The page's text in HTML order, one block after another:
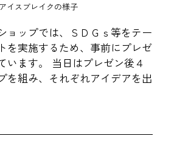
アイスブレイクの様子
ョップでは、ＳＤＧｓ等をテー
を実施するため、事前にプレゼ
います。 当日はプレゼン後４
を組み、それぞれアイデアを出